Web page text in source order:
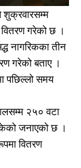
शुक्रवारसम्म
गरेको छ ।
नागरिकका तीन
गरेको बताए ।
पछिल्लो समय
२५० वटा
जनाएको छ ।
वितरण